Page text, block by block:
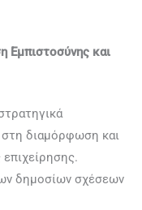
Εμπιστοσύνης και
στη διαμόρφωση και
δημοσίων σχέσεων